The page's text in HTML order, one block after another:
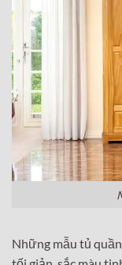
Những mẫu tủ